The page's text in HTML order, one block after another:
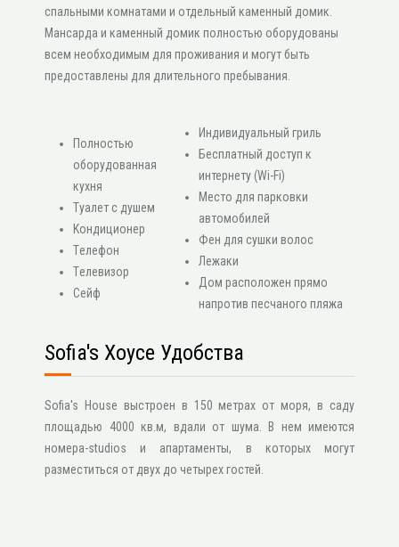
спальными комнатами и отдельный каменный домик.
Мансарда и каменный домик полностью оборудованы
всем необходимым для проживания и могут быть
предоставлены для длительного пребывания.
Πолностью
оборудованная
кухня
Туалет с душем
Κондиционер
Τелефон
Τелевизор
Сейф
Индивидуальный гриль
Бесплатный доступ к
интернету (Wi-Fi)
Место для парковки
автомобилей
Фен для сушки волос
Лежаки
Дом расположен прямо
напротив песчаного пляжа
Sofia's Хоусе Удобства
Sofia's House выстроен в 150 метрах от моря, в саду
площадью 4000 кв.м, вдали от шума. В нем имеются
номера-studios и апартаменты, в которых могут
разместиться от двух до четырех гостей.